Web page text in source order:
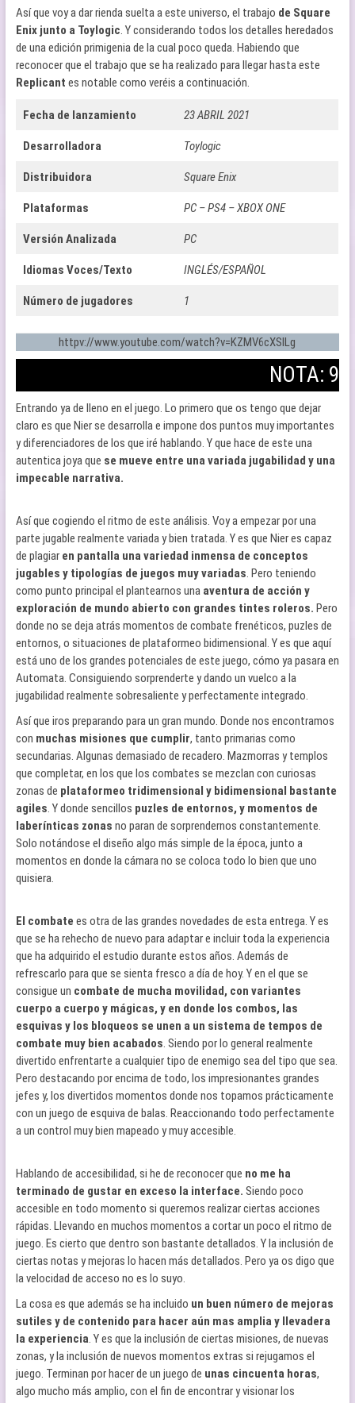
Así que voy a dar rienda suelta a este universo, el trabajo de Square
Enix junto a Toylogic. Y considerando todos los detalles heredados
de una edición primigenia de la cual poco queda. Habiendo que
reconocer que el trabajo que se ha realizado para llegar hasta este
Replicant es notable como veréis a continuación.
Fecha de lanzamiento 23 ABRIL 2021
Desarrolladora Toylogic
Distribuidora Square Enix
Plataformas PC – PS4 – XBOX ONE
Versión Analizada PC
Idiomas Voces/Texto INGLÉS/ESPAÑOL
Número de jugadores 1
httpv://www.youtube.com/watch?v=KZMV6cXSlLg
NOTA: 9
Entrando ya de lleno en el juego. Lo primero que os tengo que dejar
claro es que Nier se desarrolla e impone dos puntos muy importantes
y diferenciadores de los que iré hablando. Y que hace de este una
autentica joya que se mueve entre una variada jugabilidad y una
impecable narrativa.
Así que cogiendo el ritmo de este análisis. Voy a empezar por una
parte jugable realmente variada y bien tratada. Y es que Nier es capaz
de plagiar en pantalla una variedad inmensa de conceptos
jugables y tipologías de juegos muy variadas. Pero teniendo
como punto principal el plantearnos una aventura de acción y
exploración de mundo abierto con grandes tintes roleros. Pero
donde no se deja atrás momentos de combate frenéticos, puzles de
entornos, o situaciones de plataformeo bidimensional. Y es que aquí
está uno de los grandes potenciales de este juego, cómo ya pasara en
Automata. Consiguiendo sorprenderte y dando un vuelco a la
jugabilidad realmente sobresaliente y perfectamente integrado.
Así que iros preparando para un gran mundo. Donde nos encontramos
con muchas misiones que cumplir, tanto primarias como
secundarias. Algunas demasiado de recadero. Mazmorras y templos
que completar, en los que los combates se mezclan con curiosas
zonas de plataformeo tridimensional y bidimensional bastante
agiles. Y donde sencillos puzles de entornos, y momentos de
laberínticas zonas no paran de sorprendernos constantemente.
Solo notándose el diseño algo más simple de la época, junto a
momentos en donde la cámara no se coloca todo lo bien que uno
quisiera.
El combate es otra de las grandes novedades de esta entrega. Y es
que se ha rehecho de nuevo para adaptar e incluir toda la experiencia
que ha adquirido el estudio durante estos años. Además de
refrescarlo para que se sienta fresco a día de hoy. Y en el que se
consigue un combate de mucha movilidad, con variantes
cuerpo a cuerpo y mágicas, y en donde los combos, las
esquivas y los bloqueos se unen a un sistema de tempos de
combate muy bien acabados. Siendo por lo general realmente
divertido enfrentarte a cualquier tipo de enemigo sea del tipo que sea.
Pero destacando por encima de todo, los impresionantes grandes
jefes y, los divertidos momentos donde nos topamos prácticamente
con un juego de esquiva de balas. Reaccionando todo perfectamente
a un control muy bien mapeado y muy accesible.
Hablando de accesibilidad, si he de reconocer que no me ha
terminado de gustar en exceso la interface. Siendo poco
accesible en todo momento si queremos realizar ciertas acciones
rápidas. Llevando en muchos momentos a cortar un poco el ritmo de
juego. Es cierto que dentro son bastante detallados. Y la inclusión de
ciertas notas y mejoras lo hacen más detallados. Pero ya os digo que
la velocidad de acceso no es lo suyo.
La cosa es que además se ha incluido un buen número de mejoras
sutiles y de contenido para hacer aún mas amplia y llevadera
la experiencia. Y es que la inclusión de ciertas misiones, de nuevas
zonas, y la inclusión de nuevos momentos extras si rejugamos el
juego. Terminan por hacer de un juego de unas cincuenta horas,
algo mucho más amplio, con el fin de encontrar y visionar los